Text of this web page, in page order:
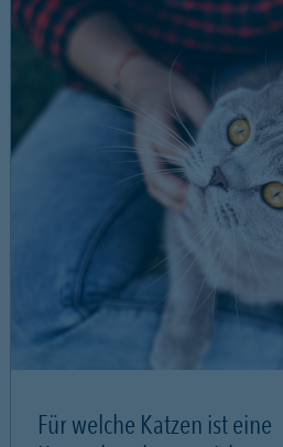
Für welche Katzen ist eine